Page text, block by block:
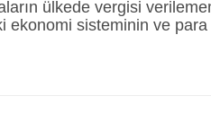
ülkede vergisi
ekonomi sisteminin ve